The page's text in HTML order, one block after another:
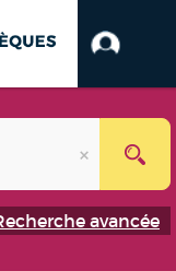
avancée